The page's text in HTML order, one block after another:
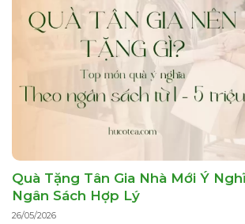
Quà Tặng Tân Gia Nhà Mới Ý
Ngân Sách Hợp Lý
26/05/2026